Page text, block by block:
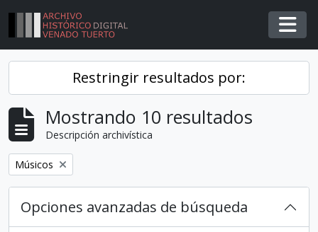
Skip to main content
Restringir resultados por:
Mostrando 10 resultados
Descripción archivística
Remover filtro
Músicos
Opciones avanzadas de búsqueda